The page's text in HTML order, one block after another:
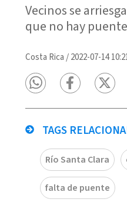
Vecinos se
que no hay
Costa Rica /2022-07-14
TAGS
Río Santa Clara
falta de puente